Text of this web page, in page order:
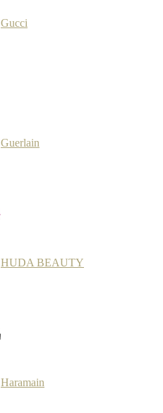
Gucci
Guerlain
HUDA BEAUTY
Haramain